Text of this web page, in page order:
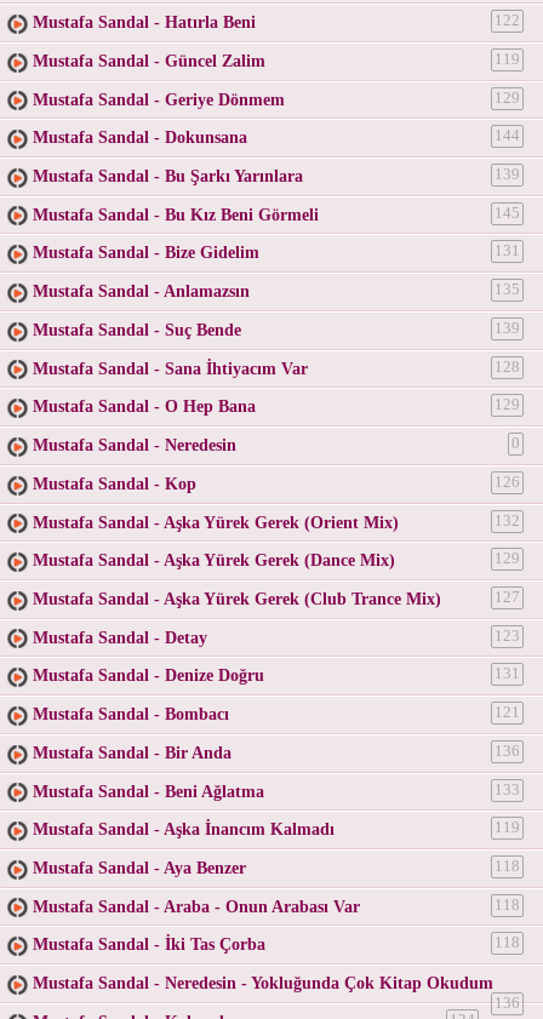
Mustafa Sandal - Hatırla Beni 122
Mustafa Sandal - Güncel Zalim 119
Mustafa Sandal - Geriye Dönmem 129
Mustafa Sandal - Dokunsana 144
Mustafa Sandal - Bu Şarkı Yarınlara 139
Mustafa Sandal - Bu Kız Beni Görmeli 145
Mustafa Sandal - Bize Gidelim 131
Mustafa Sandal - Anlamazsın 135
Mustafa Sandal - Suç Bende 139
Mustafa Sandal - Sana İhtiyacım Var 128
Mustafa Sandal - O Hep Bana 129
Mustafa Sandal - Neredesin 0
Mustafa Sandal - Kop 126
Mustafa Sandal - Aşka Yürek Gerek (Orient Mix) 132
Mustafa Sandal - Aşka Yürek Gerek (Dance Mix) 129
Mustafa Sandal - Aşka Yürek Gerek (Club Trance Mix) 127
Mustafa Sandal - Detay 123
Mustafa Sandal - Denize Doğru 131
Mustafa Sandal - Bombacı 121
Mustafa Sandal - Bir Anda 136
Mustafa Sandal - Beni Ağlatma 133
Mustafa Sandal - Aşka İnancım Kalmadı 119
Mustafa Sandal - Aya Benzer 118
Mustafa Sandal - Araba - Onun Arabası Var 118
Mustafa Sandal - İki Tas Çorba 118
Mustafa Sandal - Neredesin - Yokluğunda Çok Kitap Okudum
136